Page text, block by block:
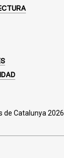
de Catalunya 2026